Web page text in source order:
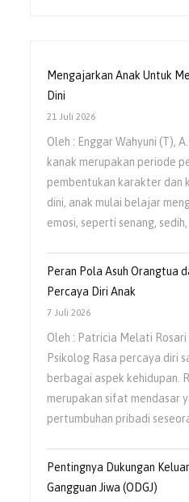
Mengajarkan Anak Untuk
Dini
21 Juli 2026
Oleh : Enggar Wahyuni (T),
kanak merupakan periode
pembentukan karakter dan
dini, anak mulai belajar
emosi, seperti senang, sedih,
Peran Pola Asuh Orangtua
Percaya Diri Anak
7 Juli 2026
Oleh : Patricia Melati Rosari
Psikolog Rasa percaya diri
berbagai aspek kehidupan.
merupakan sifat mendasar
pertumbuhan pribadi
Pentingnya Dukungan
Gangguan Jiwa (ODGJ)